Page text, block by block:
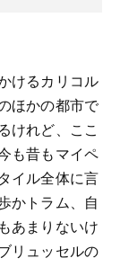
けるカリコル
ほかの都市で
けれど、ここ
も昔もマイペ
イル全体に言
かトラム、自
あまりないけ
リュッセルの